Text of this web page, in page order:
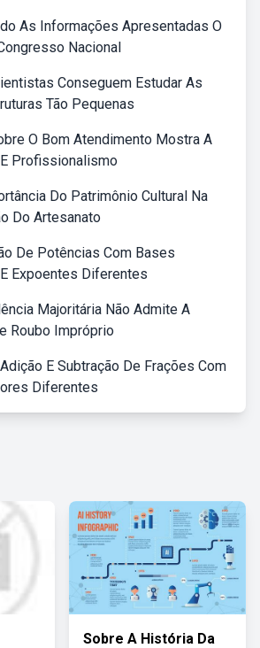
As Informações Apresentadas O
Nacional
Conseguem Estudar As
Tão Pequenas
O Bom Atendimento Mostra A
Profissionalismo
Do Patrimônio Cultural Na
Do Artesanato
De Potências Com Bases
Expoentes Diferentes
Majoritária Não Admite A
Roubo Impróprio
E Subtração De Frações Com
Diferentes
Sobre A História Da